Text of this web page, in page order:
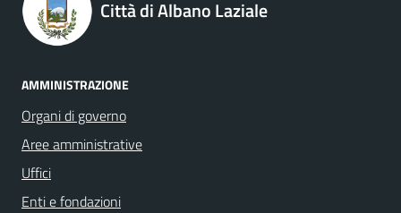
Città di Albano Laziale
AMMINISTRAZIONE
Organi di governo
Aree amministrative
Uffici
Enti e fondazioni